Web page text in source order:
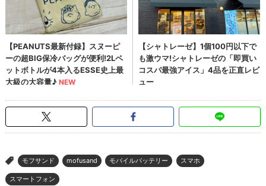
> モフサンド mofusand モバイルバッテリー スマホ
スマートフォン